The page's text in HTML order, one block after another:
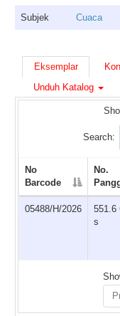
Subjek Cuaca
Eksemplar
Unduh Katalog
Search:
No
Barcode
No.
05488/H/2026
551.6
s